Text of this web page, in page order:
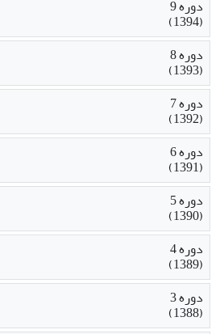
دوره 9
(1394)
دوره 8
(1393)
دوره 7
(1392)
دوره 6
(1391)
دوره 5
(1390)
دوره 4
(1389)
دوره 3
(1388)